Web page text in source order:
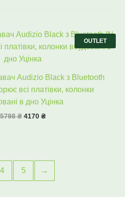
Audizio Black з Bluetooth
всі платівки, колонки
в дно Уцінка
5798₴
Оригінальна
5798 ₴.
4170 ₴
Поточна
4170 ₴.
OUTLET
4 5 →